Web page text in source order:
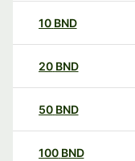
10 BND
20 BND
50 BND
100 BND